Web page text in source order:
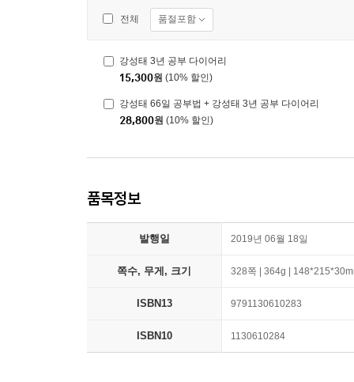
전체 품절포함
강성태 3년 공부 다이어리
15,300원 (10% 할인)
강성태 66일 공부법 + 강성태 3년 공부 다이어리
28,800원 (10% 할인)
품목정보
발행일 2019년 06월 18일
쪽수, 무게, 크기 328쪽 | 364g |
ISBN13 9791130610283
ISBN10 1130610284